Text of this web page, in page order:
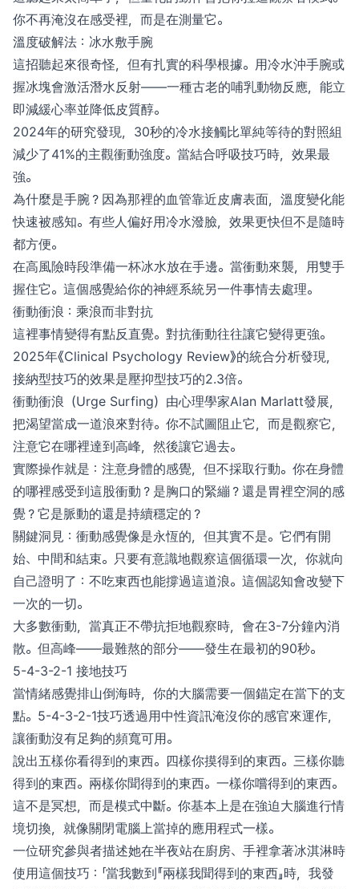
你不再淹沒在感受裡，而是在測量它。
溫度破解法：冰水敷手腕
這招聽起來很奇怪，但有扎實的科學根據。用冷水沖手腕或
握冰塊會激活潛水反射——一種古老的哺乳動物反應，能立
即減緩心率並降低皮質醇。
2024年的研究發現，30秒的冷水接觸比單純等待的對照組
減少了41%的主觀衝動強度。當結合呼吸技巧時，效果最
強。
為什麼是手腕？因為那裡的血管靠近皮膚表面，溫度變化能
快速被感知。有些人偏好用冷水潑臉，效果更快但不是隨時
都方便。
在高風險時段準備一杯冰水放在手邊。當衝動來襲，用雙手
握住它。這個感覺給你的神經系統另一件事情去處理。
衝動衝浪：乘浪而非對抗
這裡事情變得有點反直覺。對抗衝動往往讓它變得更強。
2025年《Clinical Psychology Review》的統合分析發現，
接納型技巧的效果是壓抑型技巧的2.3倍。
衝動衝浪（Urge Surfing）由心理學家Alan Marlatt發展，
把渴望當成一道浪來對待。你不試圖阻止它，而是觀察它，
注意它在哪裡達到高峰，然後讓它過去。
實際操作就是：注意身體的感覺，但不採取行動。你在身體
的哪裡感受到這股衝動？是胸口的緊繃？還是胃裡空洞的感
覺？它是脈動的還是持續穩定的？
關鍵洞見：衝動感覺像是永恆的，但其實不是。它們有開
始、中間和結束。只要有意識地觀察這個循環一次，你就向
自己證明了：不吃東西也能撐過這道浪。這個認知會改變下
一次的一切。
大多數衝動，當真正不帶抗拒地觀察時，會在3-7分鐘內消
散。但高峰——最難熬的部分——發生在最初的90秒。
5-4-3-2-1 接地技巧
當情緒感覺排山倒海時，你的大腦需要一個錨定在當下的支
點。5-4-3-2-1技巧透過用中性資訊淹沒你的感官來運作，
讓衝動沒有足夠的頻寬可用。
說出五樣你看得到的東西。四樣你摸得到的東西。三樣你聽
得到的東西。兩樣你聞得到的東西。一樣你嚐得到的東西。
這不是冥想，而是模式中斷。你基本上是在強迫大腦進行情
境切換，就像關閉電腦上當掉的應用程式一樣。
一位研究參與者描述她在半夜站在廚房、手裡拿著冰淇淋時
使用這個技巧：「當我數到『兩樣我聞得到的東西』時，我發